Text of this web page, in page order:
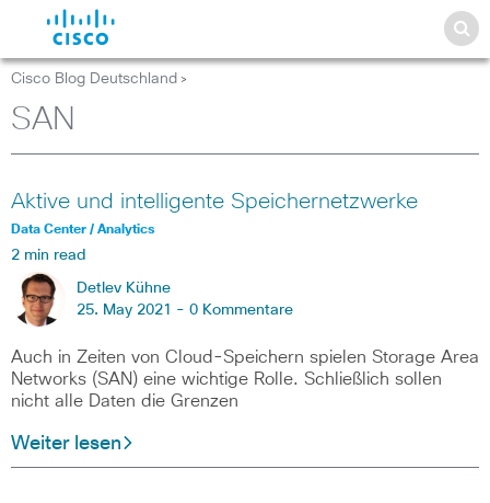
Cisco Blog Deutschland >
SAN
Aktive und intelligente Speichernetzwerke
Data Center / Analytics
2 min read
Detlev Kühne
25. May 2021 - 0 Kommentare
Auch in Zeiten von Cloud-Speichern spielen Storage Area
Networks (SAN) eine wichtige Rolle. Schließlich sollen
nicht alle Daten die Grenzen
Weiter lesen